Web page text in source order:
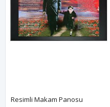
Resimli Makam Panosu